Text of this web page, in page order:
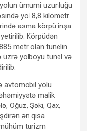
ümumi uzunluğu
yol 8,8 kilometr
asma körpü inşa
Körpüdən
metr olan tunelin
üzrə yolboyu tunel və
avtomobil yolu
malik
Oğuz, Şəki, Qax,
ən qısa
turizm